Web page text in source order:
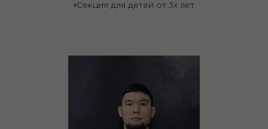
▫️Секция для детей от 3х лет